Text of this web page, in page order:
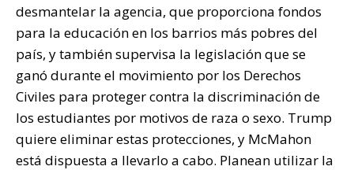
desmantelar la agencia, que proporciona fondos
para la educación en los barrios más pobres del
país, y también supervisa la legislación que se
ganó durante el movimiento por los Derechos
Civiles para proteger contra la discriminación de
los estudiantes por motivos de raza o sexo. Trump
quiere eliminar estas protecciones, y McMahon
está dispuesta a llevarlo a cabo. Planean utilizar la